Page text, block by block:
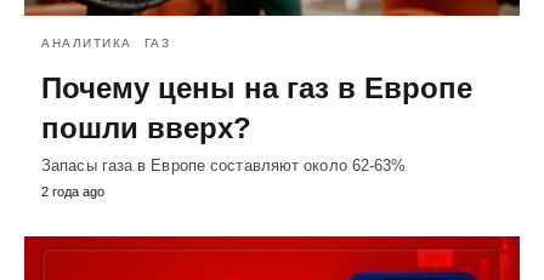
АНАЛИТИКА ГАЗ
Почему цены на газ в Европе
пошли вверх?
Запасы газа в Европе составляют около 62-63%
2 года ago